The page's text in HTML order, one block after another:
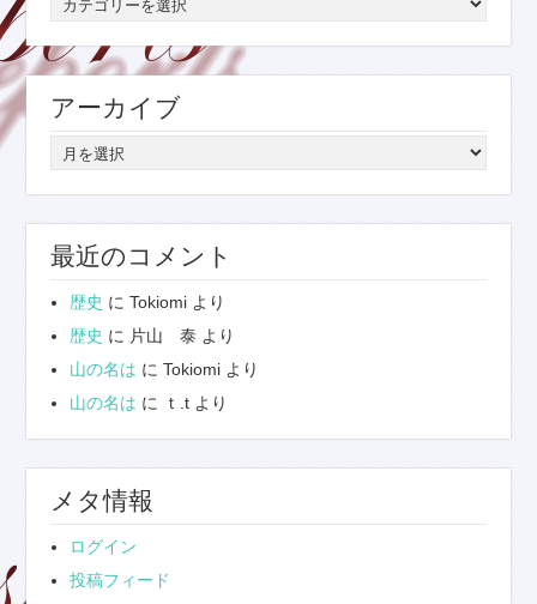
テ
ゴ
リ
ー
アーカイブ
ア
ー
カ
イ
ブ
最近のコメント
歴史 にTokiomi より
歴史 に 片山 泰 より
山の名は にTokiomi より
山の名は に ｔ.t より
メタ情報
ログイン
投稿フィード